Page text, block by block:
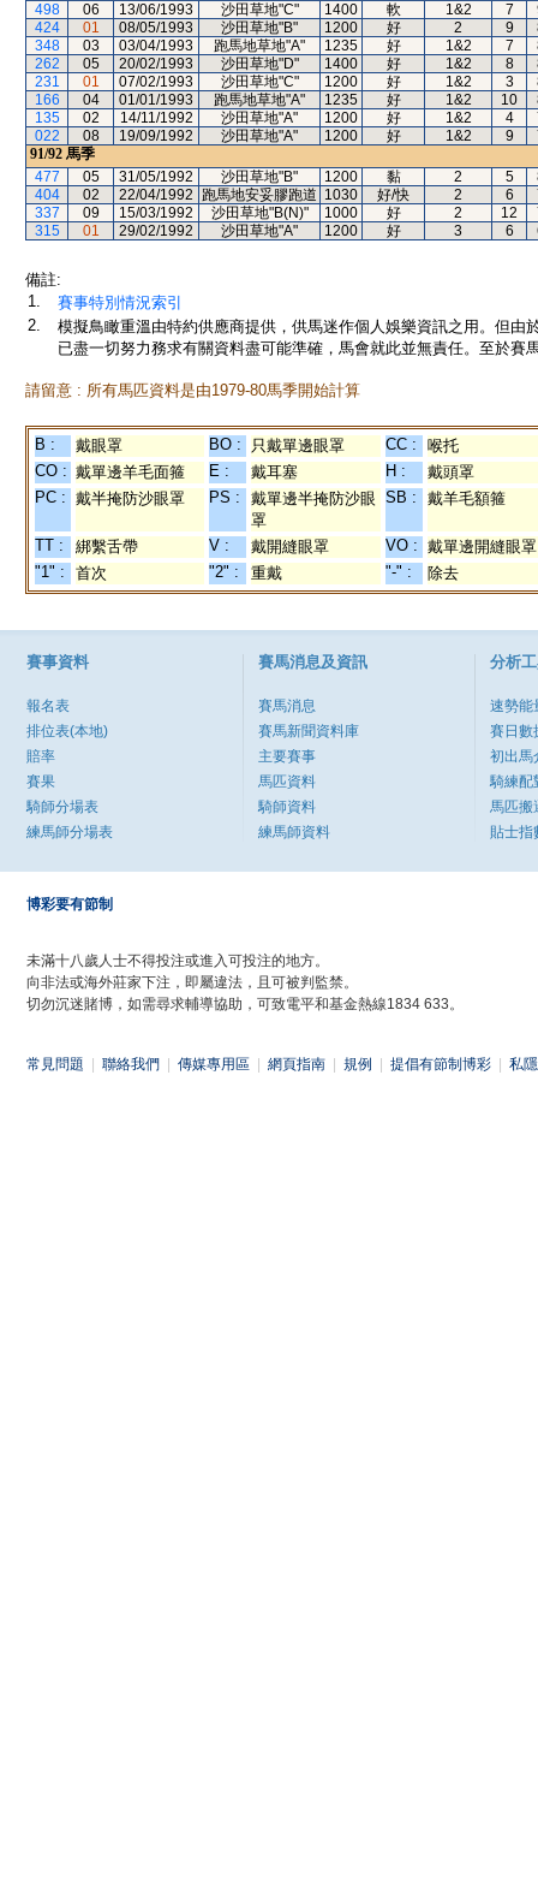
498
06 13/06/1993 沙田草地"C" 1400 軟 1&2 7
424
01 08/05/1993 沙田草地"B" 1200 好 2 9
348
03 03/04/1993 跑馬地草地"A" 1235 好 1&2 7
262
05 20/02/1993 沙田草地"D" 1400 好 1&2 8
231
01 07/02/1993 沙田草地"C" 1200 好 1&2 3
166
04 01/01/1993 跑馬地草地"A" 1235 好 1&2 10
135
02 14/11/1992 沙田草地"A" 1200 好 1&2 4
022
08 19/09/1992 沙田草地"A" 1200 好 1&2 9
91/92 馬季
477
05 31/05/1992 沙田草地"B" 1200 黏 2 5
404
02 22/04/1992 跑馬地安妥膠跑道 1030 好/快 2 6
337
09 15/03/1992 沙田草地"B(N)" 1000 好 2 12
315
01 29/02/1992 沙田草地"A" 1200 好 3 6
備註:
1.
賽事特別情況索引
2.
模擬鳥瞰重溫由特約供應商提供，供馬迷作個人娛樂資訊之用。但
已盡一切努力務求有關資料盡可能準確，馬會就此並無責任。至於賽
請留意 : 所有馬匹資料是由1979-80馬季開始計算
B : 戴眼罩 BO : 只戴單邊眼罩 CC :
喉托
CO : 戴單邊羊毛面箍 E : 戴耳塞 H :
戴頭罩
PC : 戴半掩防沙眼罩 PS :
戴單邊半掩防沙眼
罩
SB : 戴羊毛額箍
TT : 綁繫舌帶 V : 戴開縫眼罩 VO : 戴單邊開縫眼罩
"1" :
首次 "2" : 重戴 "-" : 除去
賽事資料
報名表
排位表(本地)
賠率
賽果
騎師分場表
練馬師分場表
賽馬消息及資訊
賽馬消息
賽馬新聞資料庫
主要賽事
馬匹資料
騎師資料
練馬師資料
分析
速勢能
賽日數
初出馬
騎練配
馬匹搬
貼士指
博彩要有節制
未滿十八歲人士不得投注或進入可投注的地方。
向非法或海外莊家下注，即屬違法，且可被判監禁。
切勿沉迷賭博，如需尋求輔導協助，可致電平和基金熱線1834 633。
常見問題 聯絡我們 傳媒專用區 網頁指南 規例 提倡有節制博彩 私